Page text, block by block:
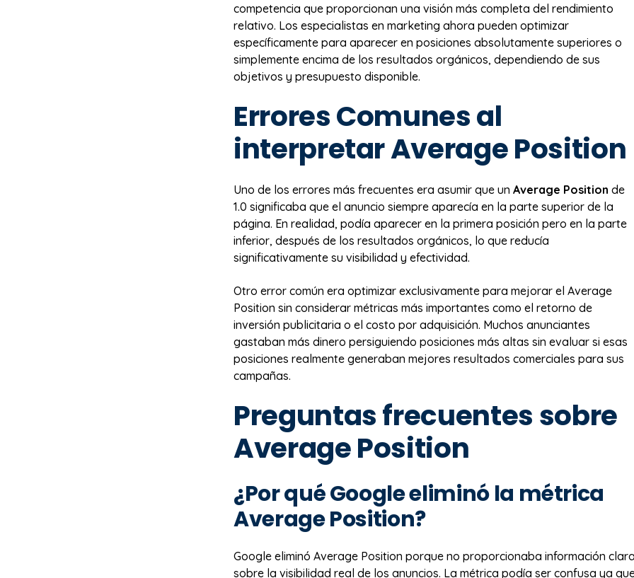
competencia que proporcionan una visión más completa del rendimiento
relativo. Los especialistas en marketing ahora pueden optimizar
específicamente para aparecer en posiciones absolutamente superiores o
simplemente encima de los resultados orgánicos, dependiendo de sus
objetivos y presupuesto disponible.
Errores Comunes al
interpretar Average Position
Uno de los errores más frecuentes era asumir que un Average Position de
1.0 significaba que el anuncio siempre aparecía en la parte superior de la
página. En realidad, podía aparecer en la primera posición pero en la parte
inferior, después de los resultados orgánicos, lo que reducía
significativamente su visibilidad y efectividad.
Otro error común era optimizar exclusivamente para mejorar el Average
Position sin considerar métricas más importantes como el retorno de
inversión publicitaria o el costo por adquisición. Muchos anunciantes
gastaban más dinero persiguiendo posiciones más altas sin evaluar si esas
posiciones realmente generaban mejores resultados comerciales para sus
campañas.
Preguntas frecuentes sobre
Average Position
¿Por qué Google eliminó la métrica
Average Position?
Google eliminó Average Position porque no proporcionaba información
sobre la visibilidad real de los anuncios. La métrica podía ser confusa ya